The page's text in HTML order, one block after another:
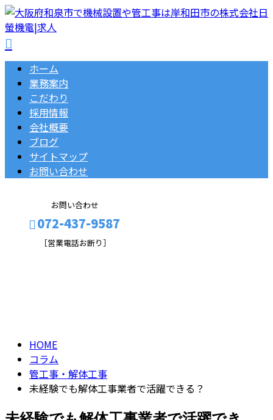
ホーム
業務案内
こだわり
採用情報
会社概要
ブログ
サイトマップ
お問い合わせ
お問い合わせ
072-437-9587
［営業電話お断り］
HOME
コラム
管工事・解体工事
未経験でも解体工事業者で活躍できる？